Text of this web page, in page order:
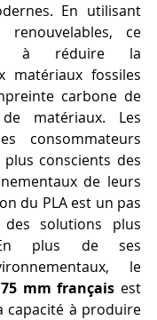
En utilisant
renouvelables, ce
à réduire la
matériaux fossiles
carbone de
matériaux. Les
consommateurs
conscients des
de leurs
du PLA est un pas
solutions plus
En plus de ses
mm français est
capacité à produire